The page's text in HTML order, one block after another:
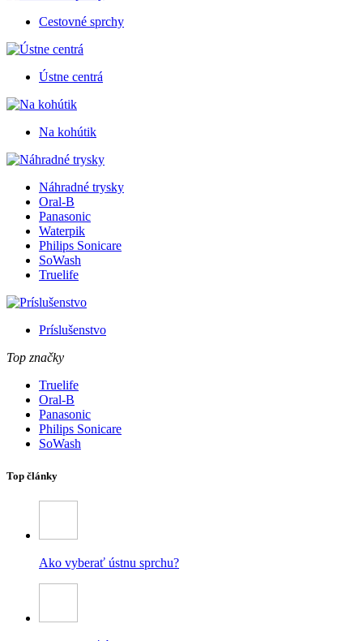
Cestovné sprchy
Ústne centrá
Na kohútik
Náhradné trysky
Oral-B
Panasonic
Waterpik
Philips Sonicare
SoWash
Truelife
Príslušenstvo
Top značky
Truelife
Oral-B
Panasonic
Philips Sonicare
SoWash
Top články
Ako vyberať ústnu sprchu?